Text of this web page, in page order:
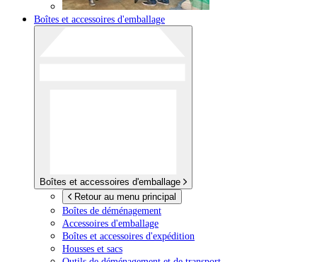
Boîtes et accessoires d'emballage
Boîtes et accessoires d'emballage
Retour au menu principal
Boîtes de déménagement
Accessoires d'emballage
Boîtes et accessoires d'expédition
Housses et sacs